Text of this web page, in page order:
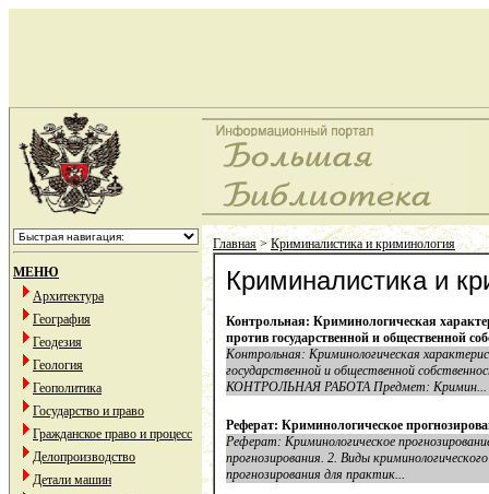
МЕНЮ
Архитектура
География
Геодезия
Геология
Геополитика
Государство и право
Гражданское право и процесс
Делопроизводство
Детали машин
Главная>Криминалистика и криминология
Криминалистика и
Контрольная: Криминологическая
против государственной и общественной
Контрольная: Криминологическая
государственной и общественной
КОНТРОЛЬНАЯ РАБОТА Предмет: Кримин...
Реферат: Криминологическое
Реферат: Криминологическое
прогнозирования. 2. Виды
прогнозирования для практик...